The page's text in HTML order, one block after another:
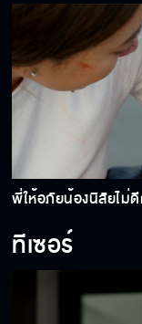
พี่ให้อภัยน้องนิสัยไม่
ทีเซอร์